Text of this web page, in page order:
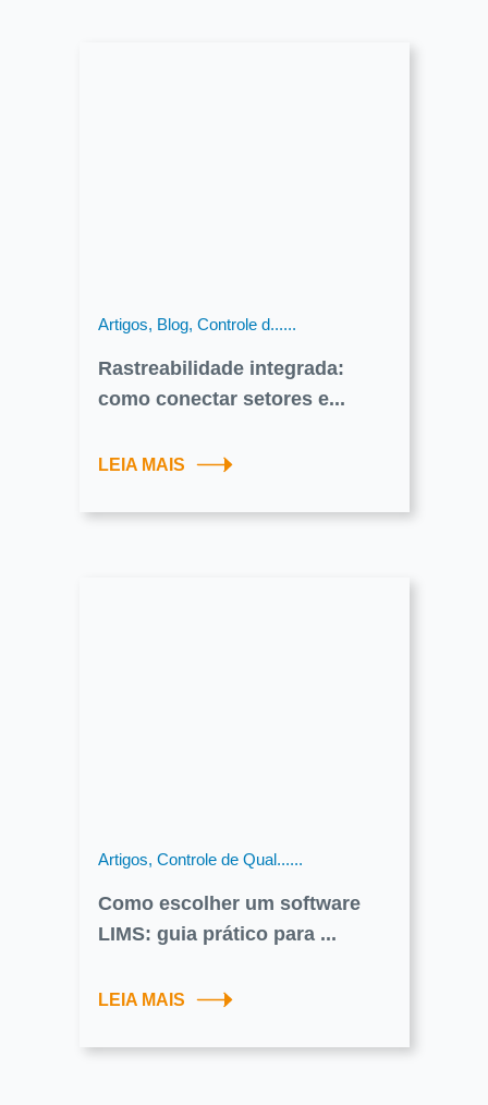
Artigos, Blog, Controle d......
Rastreabilidade integrada:
como conectar setores e...
LEIA MAIS
Artigos, Controle de Qual......
Como escolher um software
LIMS: guia prático para ...
LEIA MAIS